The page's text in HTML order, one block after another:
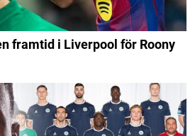
framtid i Liverpool för Roony